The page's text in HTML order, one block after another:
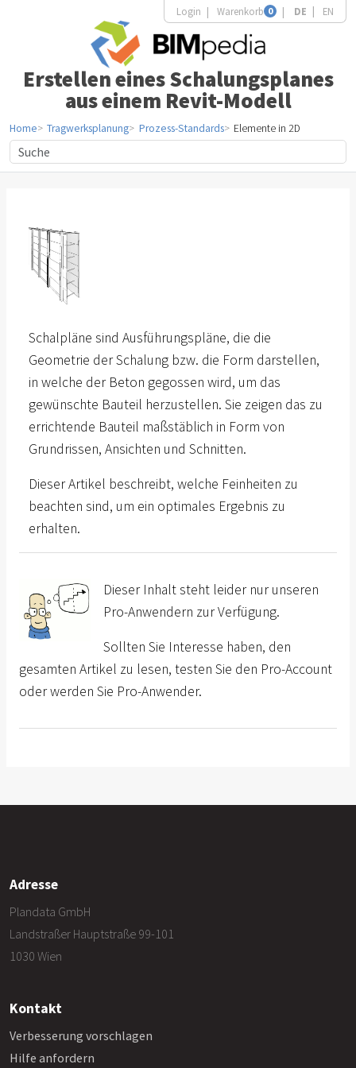
Login Warenkorb 0 DE EN
Erstellen eines Schalungsplanes
aus einem Revit-Modell
Home Tragwerksplanung Prozess-Standards Elemente in 2D
Schalpläne sind Ausführungspläne, die die
Geometrie der Schalung bzw. die Form darstellen,
in welche der Beton gegossen wird, um das
gewünschte Bauteil herzustellen. Sie zeigen das zu
errichtende Bauteil maßstäblich in Form von
Grundrissen, Ansichten und Schnitten.
Dieser Artikel beschreibt, welche Feinheiten zu
beachten sind, um ein optimales Ergebnis zu
erhalten.
Dieser Inhalt steht leider nur unseren
Pro-Anwendern zur Verfügung.
Sollten Sie Interesse haben, den
gesamten Artikel zu lesen, testen Sie den Pro-Account
oder werden Sie Pro-Anwender.
Adresse
Plandata GmbH
Landstraßer Hauptstraße 99-101
1030 Wien
Kontakt
Verbesserung vorschlagen
Hilfe anfordern